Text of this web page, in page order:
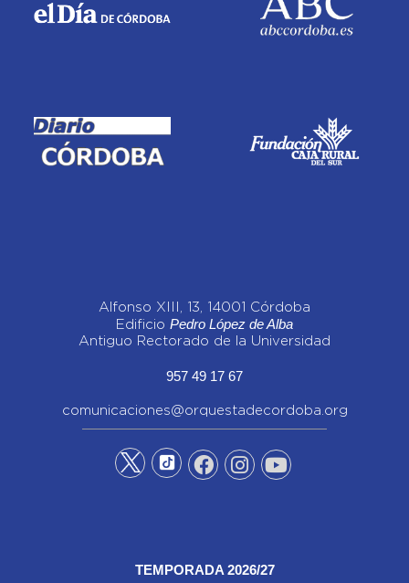
Alfonso XIII, 13, 14001 Córdoba
Edificio Pedro López de Alba
Antiguo Rectorado de la Universidad
957 49 17 67
comunicaciones@orquestadecordoba.org
TEMPORADA 2026/27